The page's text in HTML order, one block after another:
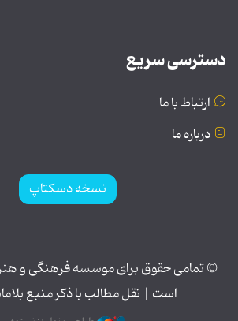
دسترسی سریع
ارتباط با ما
درباره ما
نسخه دسکتاپ
© تمامی حقوق برای موسسه فرهنگی و
است | نقل مطالب با ذکر منبع